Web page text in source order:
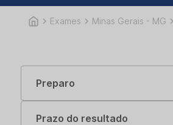
Exames Minas Gerais - MG
Preparo
Prazo do resultado